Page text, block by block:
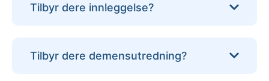
Tilbyr dere innleggelse?
Tilbyr dere demensutredning?